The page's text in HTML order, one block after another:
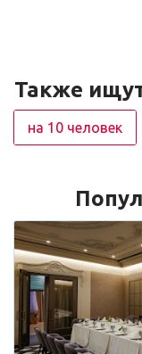
Также
на 10 человек